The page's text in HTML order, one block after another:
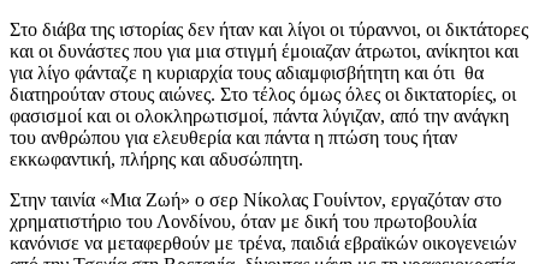
Στο διάβα της ιστορίας δεν ήταν και λίγοι οι τύραννοι, οι δικτάτορες
και οι δυνάστες που για μια στιγμή έμοιαζαν άτρωτοι, ανίκητοι και
για λίγο φάνταζε η κυριαρχία τους αδιαμφισβήτητη και ότι θα
διατηρούταν στους αιώνες. Στο τέλος όμως όλες οι δικτατορίες, οι
φασισμοί και οι ολοκληρωτισμοί, πάντα λύγιζαν, από την ανάγκη
του ανθρώπου για ελευθερία και πάντα η πτώση τους ήταν
εκκωφαντική, πλήρης και αδυσώπητη.
Στην ταινία «Μια Ζωή» ο σερ Νίκολας Γουίντον, εργαζόταν στο
χρηματιστήριο του Λονδίνου, όταν με δική του πρωτοβουλία
κανόνισε να μεταφερθούν με τρένα, παιδιά εβραϊκών οικογενειών